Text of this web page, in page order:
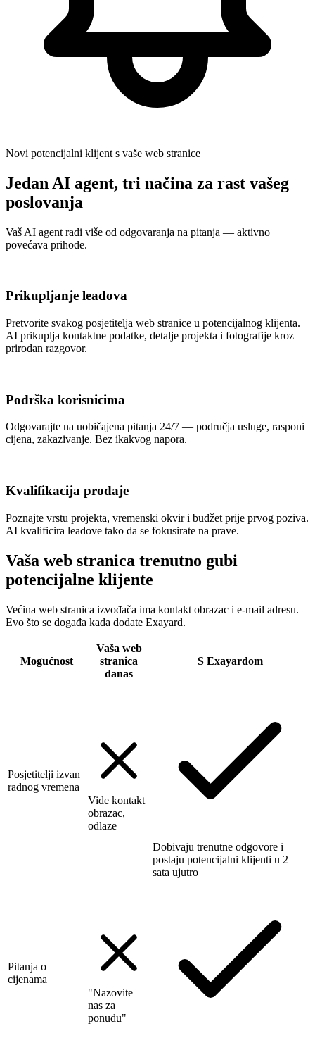
Novi potencijalni klijent s vaše web stranice
Jedan AI agent, tri načina za rast vašeg
poslovanja
Vaš AI agent radi više od odgovaranja na pitanja — aktivno
povećava prihode.
Prikupljanje leadova
Pretvorite svakog posjetitelja web stranice u potencijalnog klijenta.
AI prikuplja kontaktne podatke, detalje projekta i fotografije kroz
prirodan razgovor.
Podrška korisnicima
Odgovarajte na uobičajena pitanja 24/7 — područja usluge, rasponi
cijena, zakazivanje. Bez ikakvog napora.
Kvalifikacija prodaje
Poznajte vrstu projekta, vremenski okvir i budžet prije prvog poziva.
AI kvalificira leadove tako da se fokusirate na prave.
Vaša web stranica trenutno gubi
potencijalne klijente
Većina web stranica izvođača ima kontakt obrazac i e-mail adresu.
Evo što se događa kada dodate Exayard.
Mogućnost
Vaša web
stranica
danas
S Exayardom
Posjetitelji izvan
radnog vremena
Vide kontakt
obrazac,
odlaze
Dobivaju trenutne odgovore i
postaju potencijalni klijenti u 2
sata ujutro
Pitanja o
cijenama
"Nazovite
nas za
ponudu"